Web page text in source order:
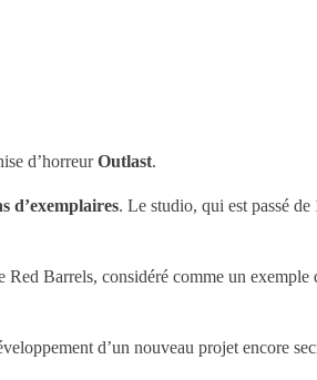
d’horreurOutlast.
d’exemplaires. Le studio, qui est passé de
Red Barrels, considéré comme un exemple
d’un nouveau projet encore